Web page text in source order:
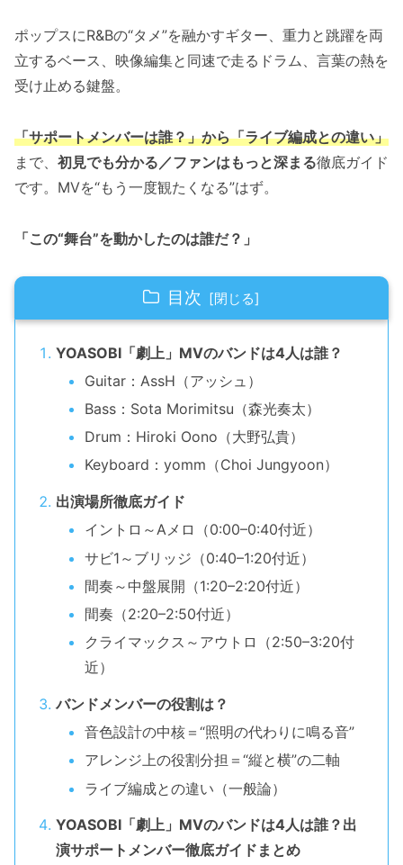
ポップスにR&Bの“タメ”を融かすギター、重力と跳躍を両
立するベース、映像編集と同速で走るドラム、言葉の熱を
受け止める鍵盤。
「サポートメンバーは誰？」から「ライブ編成との違い」
まで、 初見でも分かる／ファンはもっと深まる徹底ガイド
です。MVを“もう一度観たくなる”はず。
「この“舞台”を動かしたのは誰だ？」
目次
YOASOBI「劇上」MVのバンドは4人は誰？
Guitar：AssH（アッシュ）
Bass：Sota Morimitsu（森光奏太）
Drum：Hiroki Oono（大野弘貴）
Keyboard：yomm（Choi Jungyoon）
出演場所徹底ガイド
イントロ～Aメロ（0:00–0:40付近）
サビ1～ブリッジ（0:40–1:20付近）
間奏～中盤展開（1:20–2:20付近）
間奏（2:20–2:50付近）
クライマックス～アウトロ（2:50–3:20付
近）
バンドメンバーの役割は？
音色設計の中核＝“照明の代わりに鳴る音”
アレンジ上の役割分担＝“縦と横”の二軸
ライブ編成との違い（一般論）
YOASOBI「劇上」MVのバンドは4人は誰？出
演サポートメンバー徹底ガイドまとめ